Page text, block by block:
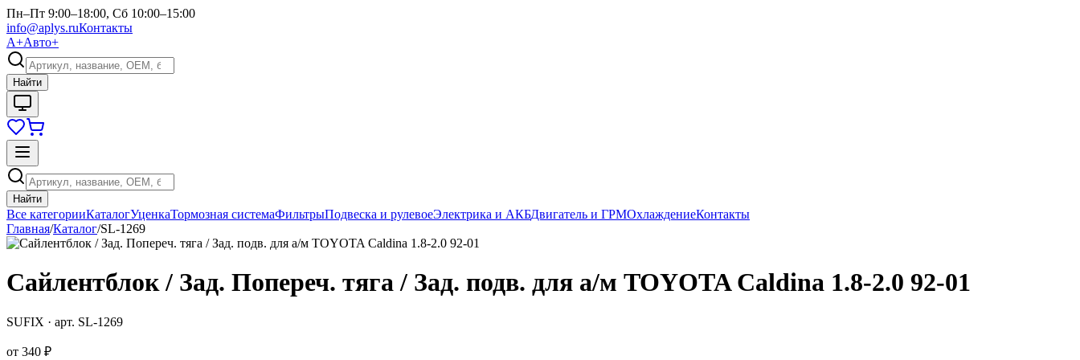
Пн–Пт 9:00–18:00, Сб 10:00–15:00
info@aplys.ruКонтакты
А+Авто+
Найти
Найти
Все категорииКаталогУценкаТормозная системаФильтрыПодвеска и рулевоеЭлектрика и АКБДвигатель и ГРМОхлаждениеКонтакты
Главная/Каталог/SL-1269
Сайлентблок / Зад. Попереч. тяга / Зад. подв. для а/м TOYOTA Caldina 1.8-2.0 92-01
SUFIX · арт. SL-1269
от 340 ₽